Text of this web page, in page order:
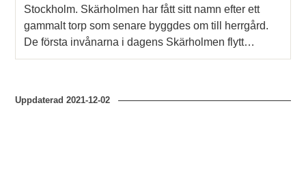
Stockholm. Skärholmen har fått sitt namn efter ett
gammalt torp som senare byggdes om till herrgård.
De första invånarna i dagens Skärholmen flytt…
Uppdaterad2021-12-02